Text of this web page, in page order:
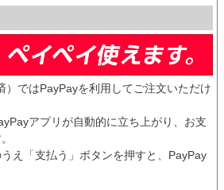
）ではPayPayを利用してご注文いただけ
アプリが自動的に立ち上がり、お支
え「支払う」ボタンを押すと、PayPay